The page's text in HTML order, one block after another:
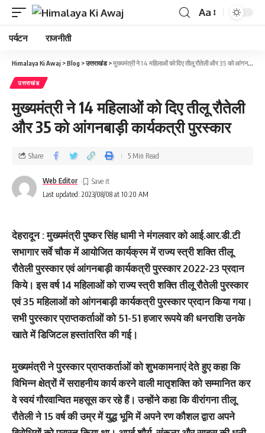
Aa
पर्यटन राजनीती
Himalaya Ki Awaj >Blog >उत्तराखंड>मुख्‍यमंत्री ने 14 महिलाओं को दिए तीलू रौतेली और 35 को आंगनबाड़ी कार्यकत्री पुरस्कार
उत्तराखंड
मुख्‍यमंत्री ने 14 महिलाओं को दिए तीलू रौतेली
और 35 को आंगनबाड़ी कार्यकत्री पुरस्कार
Last updated: 2023/08/08 at 10:20 AM
Web Editor
Share 5 Min Read
देहरादून : मुख्यमंत्री पुष्कर सिंह धामी ने मंगलवार को आई.आर.डी.टी
सभागार सर्वे चौक में आयोजित कार्यक्रम में राज्य स्त्री शक्ति तीलू
रौतेली पुरस्कार एवं आंगनबाड़ी कार्यकत्री पुरस्कार 2022-23 प्रदान
किये। इस वर्ष 14 महिलाओं को राज्य स्त्री शक्ति तीलू रौतेली पुरस्कार
एवं 35 महिलाओं को आंगनबाड़ी कार्यकत्री पुरस्कार प्रदान किया गया।
सभी पुरस्कार प्राप्तकर्ताओं को 51-51 हजार रूपये की धनराशि उनके
खाते में डिजिटल हस्तांतरित की गई।
मुख्यमंत्री ने पुरस्कार प्राप्तकर्ताओं को शुभकामनाएं देते हुए कहा कि
विभिन्न क्षेत्रों में सराहनीय कार्य करने वाली मातृशक्ति को सम्मानित कर
वे स्वयं गौरवान्वित महसूस कर रहे हैं। उन्होंने कहा कि वीरांगना तीलू
रौतेली ने 15 वर्ष की उम्र में युद्ध भूमि में अपने रण कौशल द्वारा अपने